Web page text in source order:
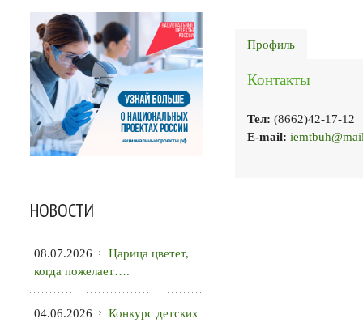
НОВОСТИ
08.07.2026
Царица цветет,
когда пожелает….
04.06.2026
Конкурс детских
Профиль
Контакты
Тел: (8662)42-17-12
E-mail: